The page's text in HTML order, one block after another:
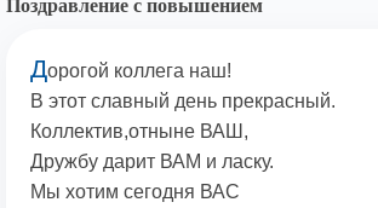
Поздравление с повышением
Дорогой коллега наш!
В этот славный день прекрасный.
Коллектив,отныне ВАШ,
Дружбу дарит ВАМ и ласку.
Мы хотим сегодня ВАС